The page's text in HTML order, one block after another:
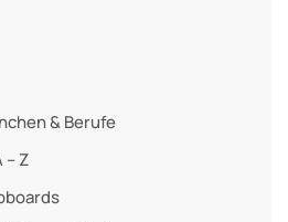
& Berufe
– Z